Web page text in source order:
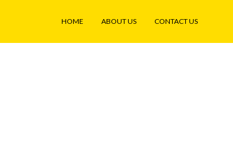
HOME ABOUT US CONTACT US